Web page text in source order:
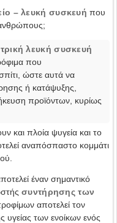
– λευκή συσκευή που
λευκή συσκευή
που
ώστε αυτά να
ή κατάψυξης,
προϊόντων, κυρίως
και πλοία ψυγεία και το
αναπόσπαστο κομμάτι
έναν σημαντικό
συντήρησης των
αποτελεί τον
υγείας των ενοίκων ενός